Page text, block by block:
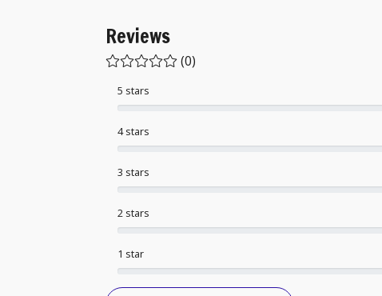
Reviews
(0)
1 star
2 stars
3 stars
4 stars
5 stars